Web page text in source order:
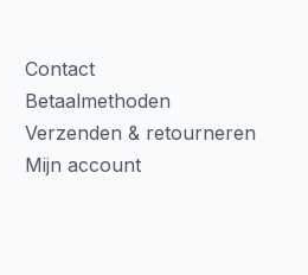
Contact
Betaalmethoden
Verzenden & retourneren
Mijn account